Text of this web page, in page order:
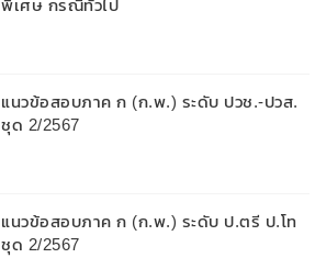
แนวข้อสอบภาค ก (ก.พ.) ระดับ ปวช.-ปวส.
ชุด 2/2567
แนวข้อสอบภาค ก (ก.พ.) ระดับ ป.ตรี ป.โท
ชุด 2/2567